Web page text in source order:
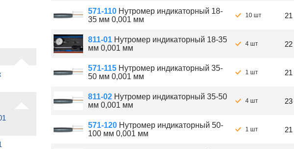
571-110 Нутромер индикаторный 18-
35 мм 0,001 мм
10 шт
811-01 Нутромер индикаторный 18-35
мм 0,001 мм
4 шт
571-115 Нутромер индикаторный 35-
50 мм 0,001 мм
1 шт 21
811-02 Нутромер индикаторный 35-50
мм 0,001 мм
4 шт
571-120 Нутромер индикаторный 50-
100 мм 0,001 мм
1 шт